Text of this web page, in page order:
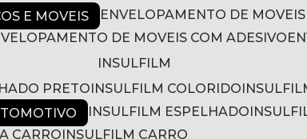
E MOVEIS
ENVELOPAMENTO DE
DE MOVEIS COM ADESIVO
INSULFILM
PRETO INSULFILM COLORIDO
INSULFILM ESPELHADO
CARRO INSULFILM CARRO